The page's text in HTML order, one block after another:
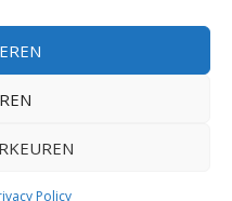
Policy
| Mogelijk gemaakt door